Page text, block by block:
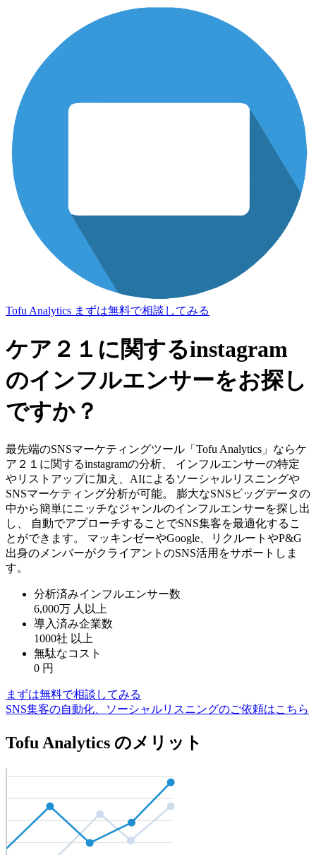
Tofu Analytics まずは無料で相談してみる
ケア２１に関するinstagram
のインフルエンサーをお探し
ですか？
最先端のSNSマーケティングツール「Tofu Analytics」ならケ
ア２１に関するinstagramの分析、 インフルエンサーの特定
やリストアップに加え、AIによるソーシャルリスニングや
SNSマーケティング分析が可能。 膨大なSNSビッグデータの
中から簡単にニッチなジャンルのインフルエンサーを探し出
し、 自動でアプローチすることでSNS集客を最適化するこ
とができます。 マッキンゼーやGoogle、リクルートやP&G
出身のメンバーがクライアントのSNS活用をサポートしま
す。
分析済みインフルエンサー数
6,000万 人以上
導入済み企業数
1000社 以上
無駄なコスト
0 円
まずは無料で相談してみる
SNS集客の自動化、ソーシャルリスニングのご依頼はこちら
Tofu Analytics のメリット